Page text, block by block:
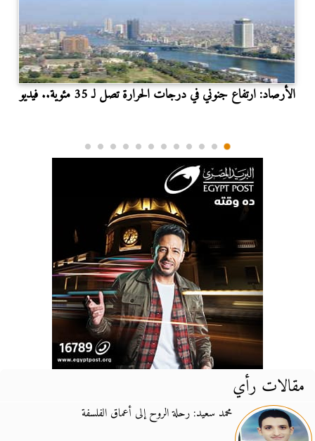
الأرصاد: ارتفاع جنوني في درجات الحرارة تصل لـ 35 مئوية.. فيديو
مقالات رأي
محمد سعيد: رحلة الروح إلى أعماق الفلسفة